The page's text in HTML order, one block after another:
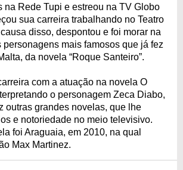
na Rede Tupi e estreou na TV Globo
sua carreira trabalhando no Teatro
disso, despontou e foi morar na
personagens mais famosos que já fez
da novela “Roque Santeiro”.
com a atuação na novela O
o personagem Zeca Diabo,
outras grandes novelas, que lhe
e notoriedade no meio televisivo.
foi Araguaia, em 2010, na qual
Max Martinez.